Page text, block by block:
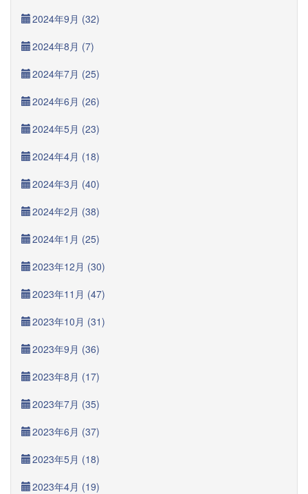
2024年9月 (32)
2024年8月 (7)
2024年7月 (25)
2024年6月 (26)
2024年5月 (23)
2024年4月 (18)
2024年3月 (40)
2024年2月 (38)
2024年1月 (25)
2023年12月 (30)
2023年11月 (47)
2023年10月 (31)
2023年9月 (36)
2023年8月 (17)
2023年7月 (35)
2023年6月 (37)
2023年5月 (18)
2023年4月 (19)